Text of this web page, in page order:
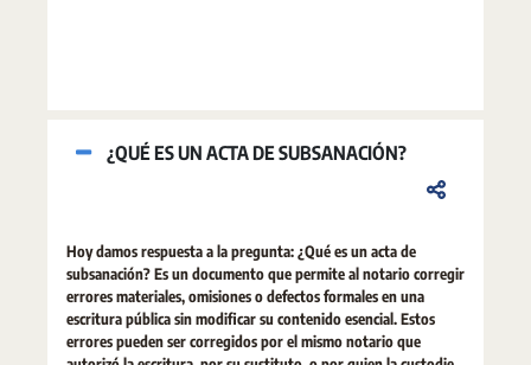
¿QUÉ ES UN ACTA DE SUBSANACIÓN?
Hoy damos respuesta a la pregunta: ¿Qué es un acta de
subsanación? Es un documento que permite al notario corregir
errores materiales, omisiones o defectos formales en una
escritura pública sin modificar su contenido esencial. Estos
errores pueden ser corregidos por el mismo notario que